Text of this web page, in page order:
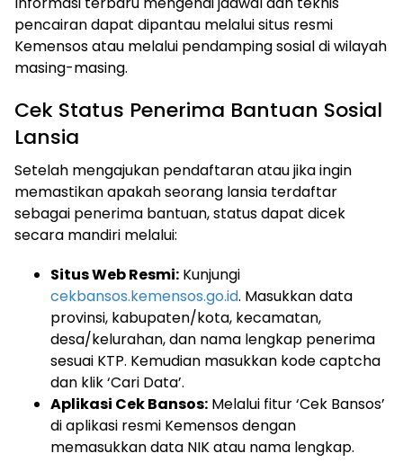
pencairan dapat dipantau melalui situs resmi
Kemensos atau melalui pendamping sosial di wilayah
masing-masing.
Cek Status Penerima Bantuan Sosial
Lansia
Setelah mengajukan pendaftaran atau jika ingin
memastikan apakah seorang lansia terdaftar
sebagai penerima bantuan, status dapat dicek
secara mandiri melalui:
Situs Web Resmi: Kunjungi
cekbansos.kemensos.go.id. Masukkan data
provinsi, kabupaten/kota, kecamatan,
desa/kelurahan, dan nama lengkap penerima
sesuai KTP. Kemudian masukkan kode captcha
dan klik ‘Cari Data’.
Aplikasi Cek Bansos: Melalui fitur ‘Cek Bansos’
di aplikasi resmi Kemensos dengan
memasukkan data NIK atau nama lengkap.